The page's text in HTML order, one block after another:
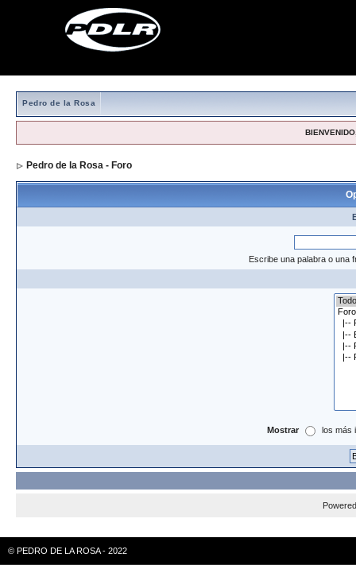
Pedro de la Rosa
Pedro de la Rosa - Foro
Escribe una palabra o una
Mostrar los más
© PEDRO DE LA ROSA - 2022